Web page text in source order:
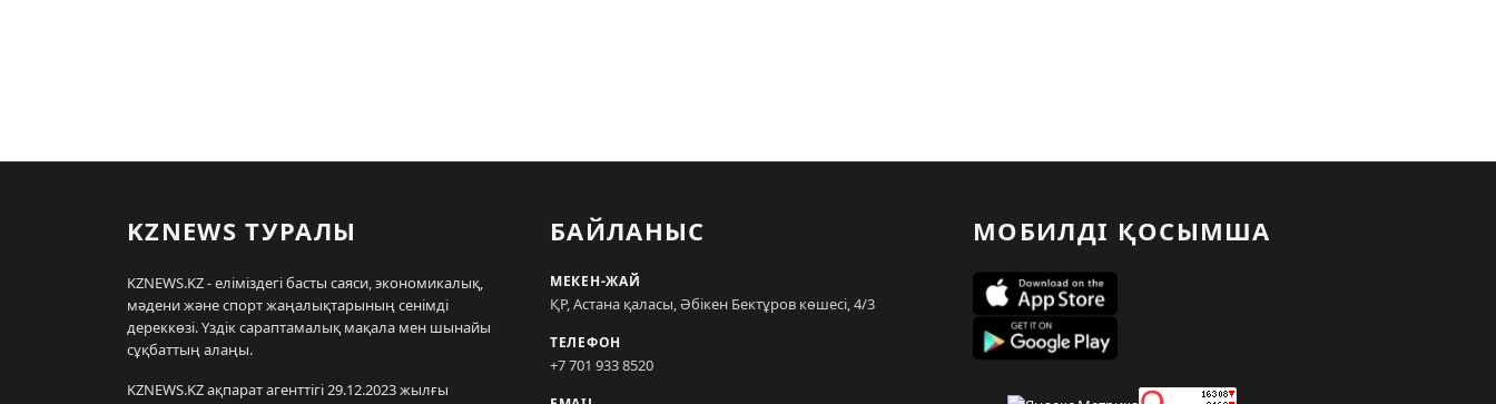
KZNEWS ТУРАЛЫ
KZNEWS.KZ - еліміздегі басты саяси, экономикалық,
мәдени және спорт жаңалықтарының сенімді
дереккөзі. Үздік сараптамалық мақала мен шынайы
сұқбаттың алаңы.
KZNEWS.KZ ақпарат агенттігі 29.12.2023 жылғы
БАЙЛАНЫС
МЕКЕН-ЖАЙ
ҚР, Астана қаласы, Әбікен Бектұров көшесі, 4/3
ТЕЛЕФОН
+7 701 933 8520
МОБИЛДІ ҚОСЫМША